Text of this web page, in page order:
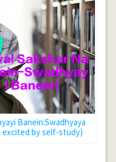
Banein:Swadhyaya
excited by self-study)